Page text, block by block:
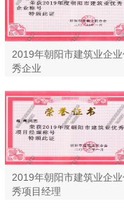
2019年朝阳市建筑业企
秀企业
2019年朝阳市建筑业企
秀项目经理